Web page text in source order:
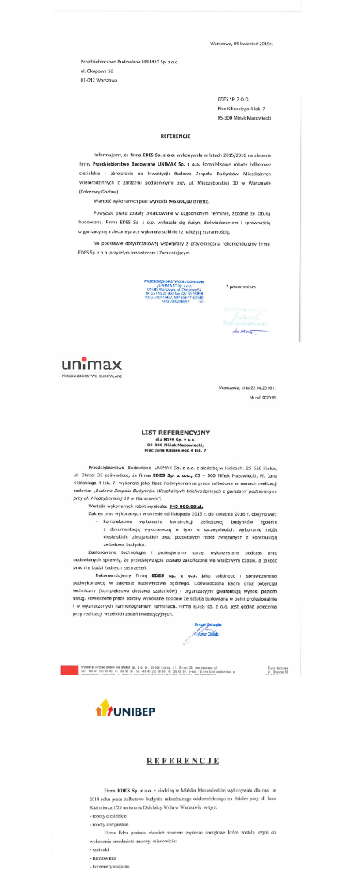
PORR S.A.
P.B. UNIMAX Sp. z o.o.